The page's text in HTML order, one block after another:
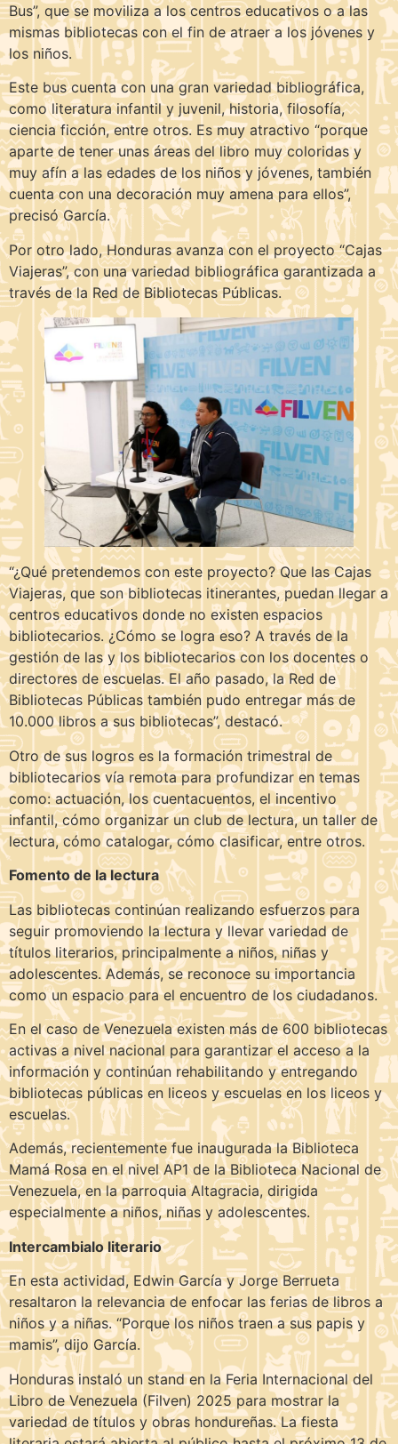
Bus”, que se moviliza a los centros educativos o a las
mismas bibliotecas con el fin de atraer a los jóvenes y
los niños.
Este bus cuenta con una gran variedad bibliográfica,
como literatura infantil y juvenil, historia, filosofía,
ciencia ficción, entre otros. Es muy atractivo “porque
aparte de tener unas áreas del libro muy coloridas y
muy afín a las edades de los niños y jóvenes, también
cuenta con una decoración muy amena para ellos”,
precisó García.
Por otro lado, Honduras avanza con el proyecto “Cajas
Viajeras”, con una variedad bibliográfica garantizada a
través de la Red de Bibliotecas Públicas.
“¿Qué pretendemos con este proyecto? Que las Cajas
Viajeras, que son bibliotecas itinerantes, puedan llegar a
centros educativos donde no existen espacios
bibliotecarios. ¿Cómo se logra eso? A través de la
gestión de las y los bibliotecarios con los docentes o
directores de escuelas. El año pasado, la Red de
Bibliotecas Públicas también pudo entregar más de
10.000 libros a sus bibliotecas”, destacó.
Otro de sus logros es la formación trimestral de
bibliotecarios vía remota para profundizar en temas
como: actuación, los cuentacuentos, el incentivo
infantil, cómo organizar un club de lectura, un taller de
lectura, cómo catalogar, cómo clasificar, entre otros.
Fomento de la lectura
Las bibliotecas continúan realizando esfuerzos para
seguir promoviendo la lectura y llevar variedad de
títulos literarios, principalmente a niños, niñas y
adolescentes. Además, se reconoce su importancia
como un espacio para el encuentro de los ciudadanos.
En el caso de Venezuela existen más de 600 bibliotecas
activas a nivel nacional para garantizar el acceso a la
información y continúan rehabilitando y entregando
bibliotecas públicas en liceos y escuelas en los liceos y
escuelas.
Además, recientemente fue inaugurada la Biblioteca
Mamá Rosa en el nivel AP1 de la Biblioteca Nacional de
Venezuela, en la parroquia Altagracia, dirigida
especialmente a niños, niñas y adolescentes.
Intercambialo literario
En esta actividad, Edwin García y Jorge Berrueta
resaltaron la relevancia de enfocar las ferias de libros a
niños y a niñas. “Porque los niños traen a sus papis y
mamis”, dijo García.
Honduras instaló un stand en la Feria Internacional del
Libro de Venezuela (Filven) 2025 para mostrar la
variedad de títulos y obras hondureñas. La fiesta